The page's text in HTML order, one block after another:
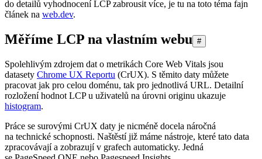
do detailů vyhodnocení LCP zabrousit více, je tu na toto téma fajn
článek na web.dev.
Měříme LCP na vlastním webu #
Spolehlivým zdrojem dat o metrikách Core Web Vitals jsou
datasety Chrome UX Reportu (CrUX). S těmito daty můžete
pracovat jak pro celou doménu, tak pro jednotlivá URL. Detailní
rozložení hodnot LCP u uživatelů na úrovni originu ukazuje
histogram.
Práce se surovými CrUX daty je nicméně docela náročná
na technické schopnosti. Naštěstí již máme nástroje, které tato data
zpracovávají a zobrazují v grafech automaticky. Jedná